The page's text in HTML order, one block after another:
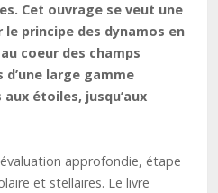
Cet ouvrage se veut une
principe des dynamos en
coeur des champs
large gamme
aux étoiles, jusqu’aux
approfondie, étape
et stellaires. Le livre